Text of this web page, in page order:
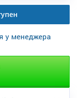
у менеджера